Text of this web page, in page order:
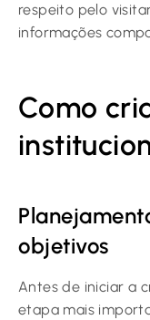
respeito pelo
informações
Como
objetivos
Antes de iniciar a
etapa mais